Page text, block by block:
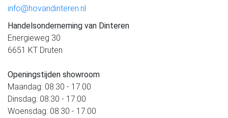
info@hovandinteren.nl
Handelsonderneming van Dinteren
Energieweg 30
6651 KT Druten
Openingstijden showroom
Maandag: 08:30 - 17:00
Dinsdag: 08:30 - 17:00
Woensdag: 08:30 - 17:00